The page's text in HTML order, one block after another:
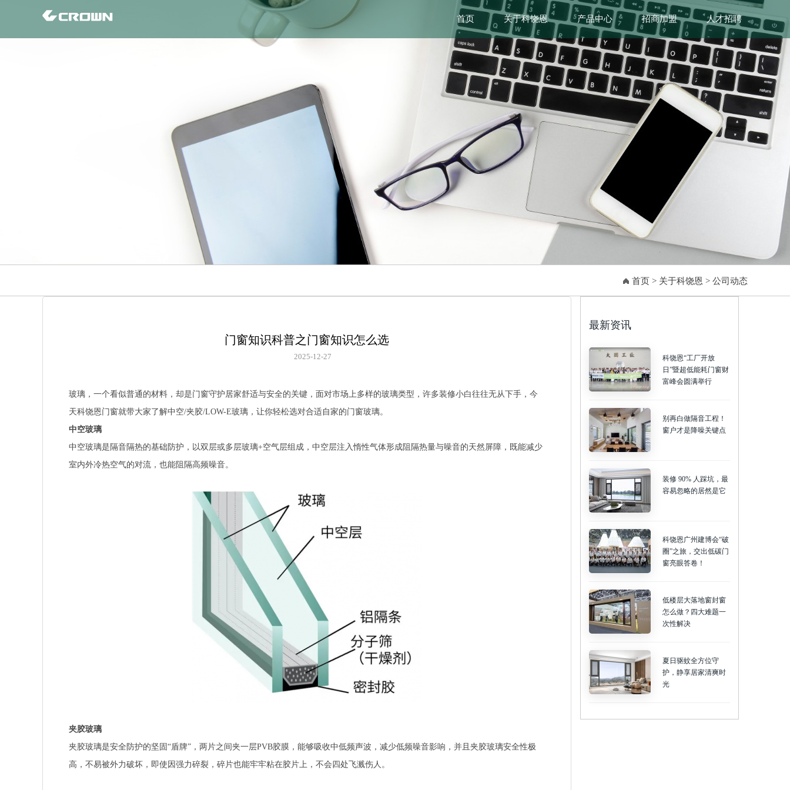
首页 关于科饶恩 产品中心 招商加盟 人才招聘
首页 > 关于科饶恩 > 公司动态
门窗知识科普之门窗知识怎么选
2025-12-27
玻璃，一个看似普通的材料，却是门窗守护居家舒适与安全的关键，面对市场上多样的玻璃类型，许多装修小白往往无从下手，今
天科饶恩门窗就带大家了解中空/夹胶/LOW-E玻璃，让你轻松选对合适自家的门窗玻璃。
中空玻璃
中空玻璃是隔音隔热的基础防护，以双层或多层玻璃+空气层组成，中空层注入惰性气体形成阻隔热量与噪音的天然屏障，既能减少
室内外冷热空气的对流，也能阻隔高频噪音。
夹胶玻璃
夹胶玻璃是安全防护的坚固“盾牌”，两片之间夹一层PVB胶膜，能够吸收中低频声波，减少低频噪音影响，并且夹胶玻璃安全性极
高，不易被外力破坏，即使因强力碎裂，碎片也能牢牢粘在胶片上，不会四处飞溅伤人。
最新资讯
科饶恩“工厂开放
日”暨超低能耗门窗财
富峰会圆满举行
别再白做隔音工程！
窗户才是降噪关键点
装修 90% 人踩坑，最
容易忽略的居然是它
科饶恩广州建博会“破
圈”之旅，交出低碳门
窗亮眼答卷！
低楼层大落地窗封窗
怎么做？四大难题一
次性解决
夏日驱蚊全方位守
护，静享居家清爽时
光